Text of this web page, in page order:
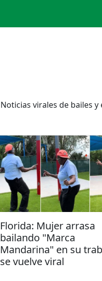
Noticias virales de bailes
Florida: Mujer arrasa
bailando "Marca
Mandarina" en su
se vuelve viral